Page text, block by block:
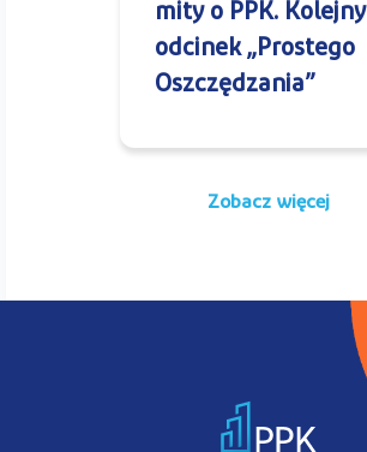
mity o PPK. Kolejny
odcinek „Prostego
Oszczędzania”
Zobacz więcej